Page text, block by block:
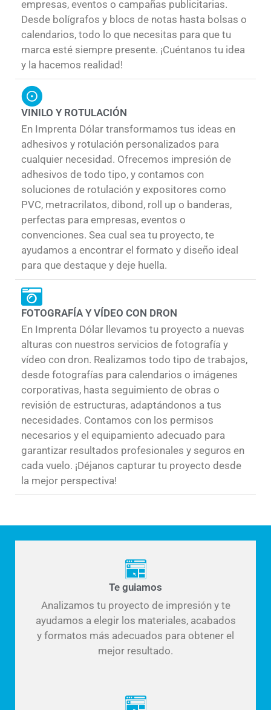
empresas, eventos o campañas publicitarias.
Desde bolígrafos y blocs de notas hasta bolsas o
calendarios, todo lo que necesitas para que tu
marca esté siempre presente. ¡Cuéntanos tu idea
y la hacemos realidad!
VINILO Y ROTULACIÓN
En Imprenta Dólar transformamos tus ideas en
adhesivos y rotulación personalizados para
cualquier necesidad. Ofrecemos impresión de
adhesivos de todo tipo, y contamos con
soluciones de rotulación y expositores como
PVC, metracrilatos, dibond, roll up o banderas,
perfectas para empresas, eventos o
convenciones. Sea cual sea tu proyecto, te
ayudamos a encontrar el formato y diseño ideal
para que destaque y deje huella.
FOTOGRAFÍA Y VÍDEO CON DRON
En Imprenta Dólar llevamos tu proyecto a nuevas
alturas con nuestros servicios de fotografía y
vídeo con dron. Realizamos todo tipo de trabajos,
desde fotografías para calendarios o imágenes
corporativas, hasta seguimiento de obras o
revisión de estructuras, adaptándonos a tus
necesidades. Contamos con los permisos
necesarios y el equipamiento adecuado para
garantizar resultados profesionales y seguros en
cada vuelo. ¡Déjanos capturar tu proyecto desde
la mejor perspectiva!
Te guiamos
Analizamos tu proyecto de impresión y te
ayudamos a elegir los materiales, acabados
y formatos más adecuados para obtener el
mejor resultado.